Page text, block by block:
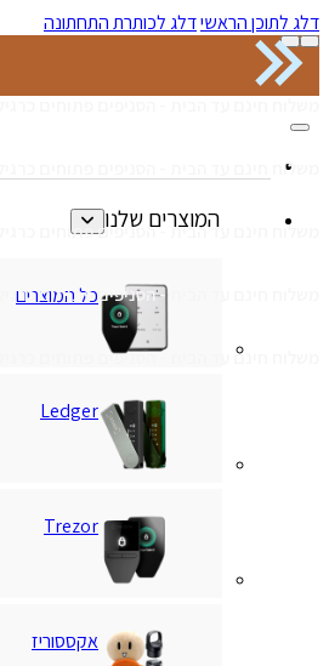
דלג לתוכן הראשידלג לכותרת התחתונה
משלוח חינם עד הבית - הסניפים פתוחים כרגיל
משלוח חינם עד הבית - הסניפים פתוחים כרגיל
משלוח חינם עד הבית - הסניפים פתוחים כרגיל
משלוח חינם עד הבית - הסניפים פתוחים כרגיל
המוצרים שלנו
כל המוצרים
Ledger
Trezor
אקססוריז